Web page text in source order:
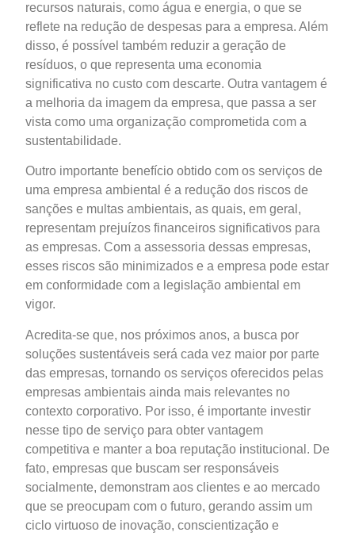
recursos naturais, como água e energia, o que se
reflete na redução de despesas para a empresa. Além
disso, é possível também reduzir a geração de
resíduos, o que representa uma economia
significativa no custo com descarte. Outra vantagem é
a melhoria da imagem da empresa, que passa a ser
vista como uma organização comprometida com a
sustentabilidade.
Outro importante benefício obtido com os serviços de
uma empresa ambiental é a redução dos riscos de
sanções e multas ambientais, as quais, em geral,
representam prejuízos financeiros significativos para
as empresas. Com a assessoria dessas empresas,
esses riscos são minimizados e a empresa pode estar
em conformidade com a legislação ambiental em
vigor.
Acredita-se que, nos próximos anos, a busca por
soluções sustentáveis será cada vez maior por parte
das empresas, tornando os serviços oferecidos pelas
empresas ambientais ainda mais relevantes no
contexto corporativo. Por isso, é importante investir
nesse tipo de serviço para obter vantagem
competitiva e manter a boa reputação institucional. De
fato, empresas que buscam ser responsáveis
socialmente, demonstram aos clientes e ao mercado
que se preocupam com o futuro, gerando assim um
ciclo virtuoso de inovação, conscientização e